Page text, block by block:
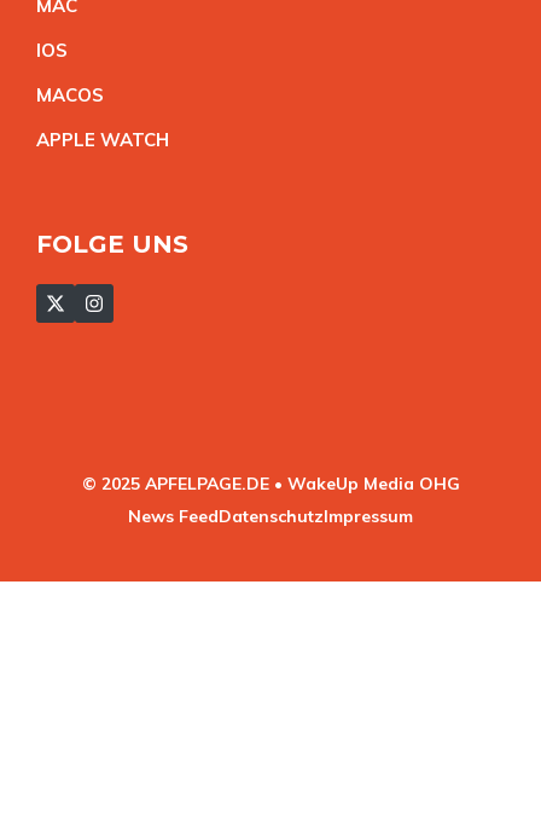
MAC
IOS
MACOS
APPLE WATCH
FOLGE UNS
© 2025 APFELPAGE.DE • WakeUp Media OHG
News FeedDatenschutzImpressum